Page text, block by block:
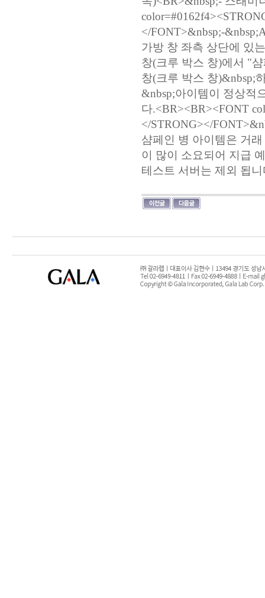
</FONT>&nbsp;-
가방 창 좌측 상단에 있
창(크루 박스 창)에서 "
창(크루 박스 창)&nbsp;
&nbsp;아이템이 정상적
다.<BR><BR><FONT
</STRONG></
샴페인 병 아이템은 거
이 많이 소요되어 지급
테스트 서버는 제외 됩